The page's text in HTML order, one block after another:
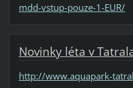
mdd-vstup-pouze-1-EUR/
Novinky léta v
http://www.aquapark-